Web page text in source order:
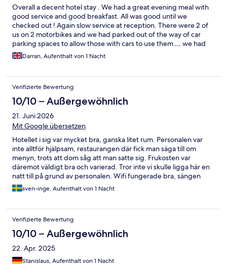
Overall a decent hotel stay . We had a great evening meal with
good service and good breakfast. All was good until we
checked out ! Again slow service at reception. There were 2 of
us on 2 motorbikes and we had parked out of the way of car
parking spaces to allow those with cars to use them … we had
managed to park in an area where no car could park . I had
requested a space when booking our stay and the literature
request was made . So given that we didn’t take up a car
parking space and I requested a space ….. the male receptionist
insisted we paid to park despite my objections. He successfully
managed to ensure we left with a bad experience from this
hotel by this ridiculous action of insisting we paid to park …..
some training in customer service and decision making
Darran, Aufenthalt von 1 Nacht
Verifizierte Bewertung
10/10 – Außergewöhnlich
21. Juni 2026
Mit Google übersetzen
Hotellet i sig var mycket bra, ganska litet rum. Personalen var
inte alltför hjälpsam, restaurangen där fick man säga till om
menyn, trots att dom såg att man satte sig. Frukosten var
däremot väldigt bra och varierad. Tror inte vi skulle ligga här en
natt till på grund av personalen. Wifi fungerade bra, sängen
väldigt bra sov väldigt gott här
sven-inge, Aufenthalt von 1 Nacht
Verifizierte Bewertung
10/10 – Außergewöhnlich
22. Apr. 2025
Stanislaus, Aufenthalt von 1 Nacht